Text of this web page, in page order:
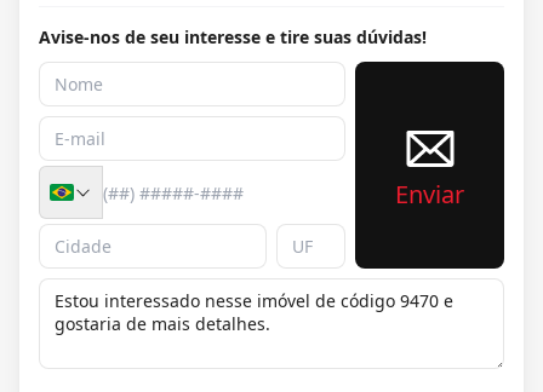
Avise-nos de seu interesse e tire suas dúvidas!
Enviar